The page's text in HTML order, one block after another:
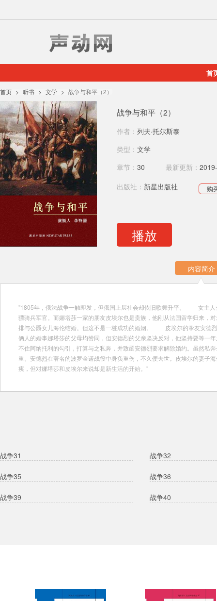
首
首页 听书 文学 战争与和平（2）
战争与和平（2）
作者： 列夫·托尔斯泰
类型： 文学
章节： 30 最新更新：
出版社： 新星出版社 购
播放
内容简介
"1805年，俄法战争一触即发，但俄国上层社会却依旧歌舞升平。 女主人
骠骑兵军官。而娜塔莎一家的朋友皮埃尔也是贵族，他刚从法国留学归来，
排与公爵女儿海伦结婚。但这不是一桩成功的婚姻。 皮埃尔的挚友安德
俩人的婚事娜塔莎的父母均赞同，但安德烈的父亲坚决反对，他坚持要等
不住阿纳托利的勾引，打算与之私奔，并致函安德烈要求解除婚约。虽然
重。安德烈在著名的波罗金诺战役中身负重伤，不久便去世。皮埃尔的妻
痍，但对娜塔莎和皮埃尔来说却是新生活的开始。"
战争31 战争32
战争35 战争36
战争39 战争40